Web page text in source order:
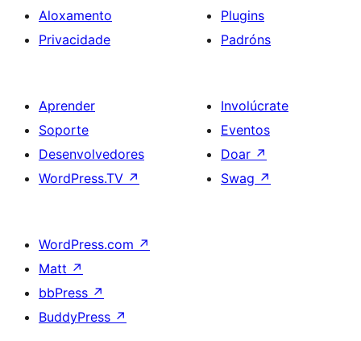
Aloxamento
Privacidade
Plugins
Padróns
Aprender
Soporte
Desenvolvedores
WordPress.TV ↗
Involúcrate
Eventos
Doar ↗
Swag ↗
WordPress.com ↗
Matt ↗
bbPress ↗
BuddyPress ↗